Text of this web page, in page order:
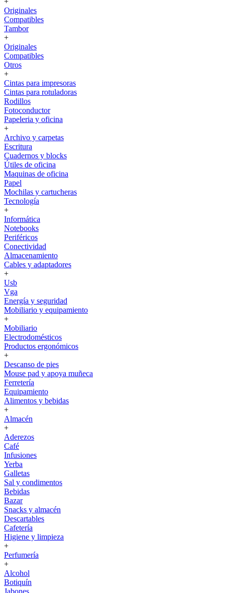
Originales
Compatibles
Tambor
+
Originales
Compatibles
Otros
+
Cintas para impresoras
Cintas para rotuladoras
Rodillos
Fotoconductor
Papeleria y oficina
+
Archivo y carpetas
Escritura
Cuadernos y blocks
Útiles de oficina
Maquinas de oficina
Papel
Mochilas y cartucheras
Tecnología
+
Informática
Notebooks
Periféricos
Conectividad
Almacenamiento
Cables y adaptadores
+
Usb
Vga
Energía y seguridad
Mobiliario y equipamiento
+
Mobiliario
Electrodomésticos
Productos ergonómicos
+
Descanso de pies
Mouse pad y apoya muñeca
Ferretería
Equipamiento
Alimentos y bebidas
+
Almacén
+
Aderezos
Café
Infusiones
Yerba
Galletas
Sal y condimentos
Bebidas
Bazar
Snacks y almacén
Descartables
Cafetería
Higiene y limpieza
+
Perfumería
+
Alcohol
Botiquín
Jabones